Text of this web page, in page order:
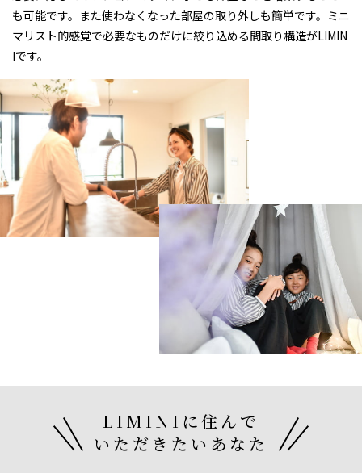
も可能です。また使わなくなった部屋の取り外しも簡単です。ミニ
マリスト的感覚で必要なものだけに絞り込める間取り構造がLIMIN
Iです。
LIMINIに住んで
いただきたいあなた